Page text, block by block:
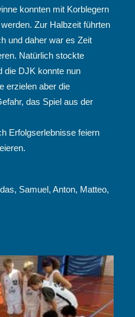
konnten mit Korblegern
Zur Halbzeit führten
und daher war es Zeit
Natürlich stockte
die DJK konnte nun
erzielen aber die
das Spiel aus der
Erfolgserlebnisse feiern
Samuel, Anton, Matteo,